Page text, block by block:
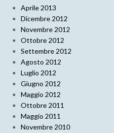
Aprile 2013
Dicembre 2012
Novembre 2012
Ottobre 2012
Settembre 2012
Agosto 2012
Luglio 2012
Giugno 2012
Maggio 2012
Ottobre 2011
Maggio 2011
Novembre 2010